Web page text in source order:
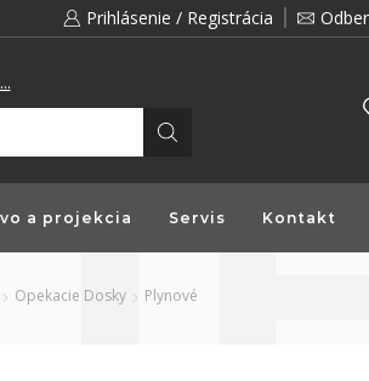
Prihlásenie / Registrácia
a projekcia Servis Kontakt
Opekacie Dosky Plynové